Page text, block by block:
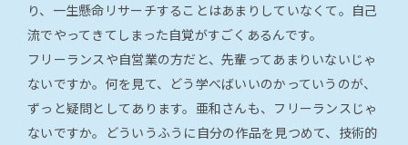
り、一生懸命リサーチすることはあまりしていなくて。自己
流でやってきてしまった自覚がすごくあるんです。
フリーランスや自営業の方だと、先輩ってあまりいないじゃ
ないですか。何を見て、どう学べばいいのかっていうのが、
ずっと疑問としてあります。亜和さんも、フリーランスじゃ
ないですか。どういうふうに自分の作品を見つめて、技術的